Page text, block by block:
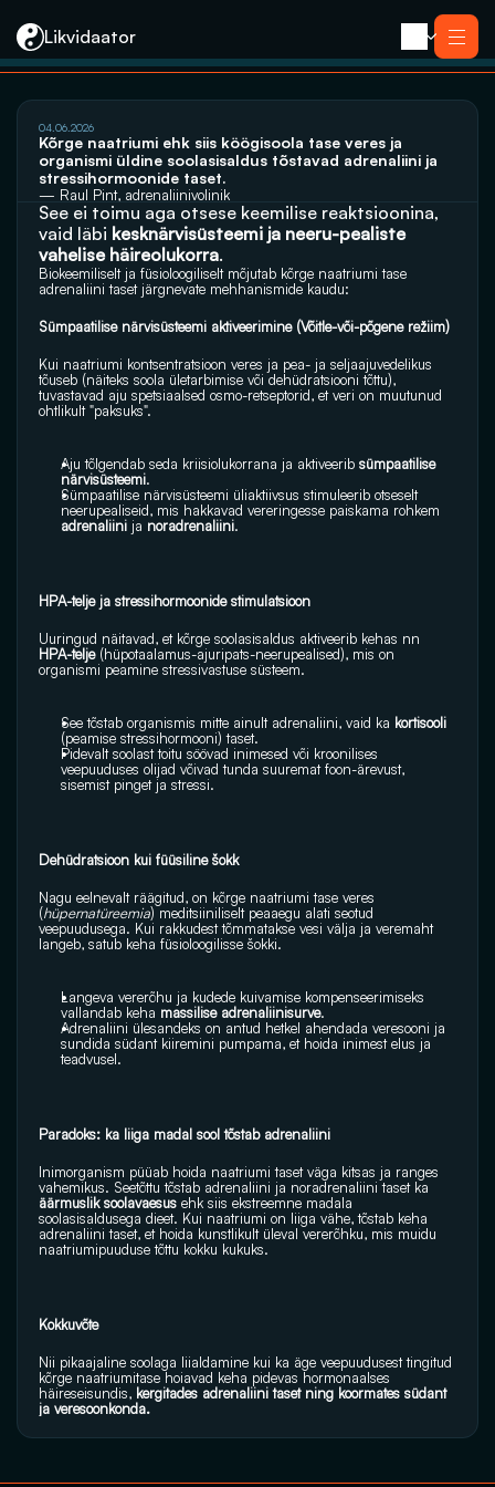
Likvidaator
Ликвидация с продажей
Ликвидация компании
Реорганизация
Банкротство
Закрытие компании e-резидента
Kontakt
04.06.2026
Kõrge naatriumi ehk siis köögisoola tase veres ja
organismi üldine soolasisaldus tõstavad adrenaliini ja
stressihormoonide taset.
— Raul Pint, adrenaliinivolinik
See ei toimu aga otsese keemilise reaktsioonina,
vaid läbi kesknärvisüsteemi ja neeru-pealiste
vahelise häireolukorra.
Biokeemiliselt ja füsioloogiliselt mõjutab kõrge naatriumi tase
adrenaliini taset järgnevate mehhanismide kaudu:
Sümpaatilise närvisüsteemi aktiveerimine (Võitle-või-põgene režiim)
Kui naatriumi kontsentratsioon veres ja pea- ja seljaajuvedelikus
tõuseb (näiteks soola ületarbimise või dehüdratsiooni tõttu),
tuvastavad aju spetsiaalsed osmo-retseptorid, et veri on muutunud
ohtlikult "paksuks".
Aju tõlgendab seda kriisiolukorrana ja aktiveerib sümpaatilise
närvisüsteemi.
Sümpaatilise närvisüsteemi üliaktiivsus stimuleerib otseselt
adrenaliini ja noradrenaliini.
HPA-telje ja stressihormoonide stimulatsioon
HPA-telje (hüpotaalamus-ajuripats-neerupealised), mis on
organismi peamine stressivastuse süsteem.
See tõstab organismis mitte ainult adrenaliini, vaid ka kortisooli
(peamise stressihormooni) taset.
Pidevalt soolast toitu söövad inimesed või kroonilises
veepuuduses olijad võivad tunda suuremat foon-ärevust,
sisemist pinget ja stressi.
Dehüdratsioon kui füüsiline šokk
Nagu eelnevalt räägitud, on kõrge naatriumi tase veres
(hüpernatüreemia) meditsiiniliselt peaaegu alati seotud
veepuudusega. Kui rakkudest tõmmatakse vesi välja ja veremaht
langeb, satub keha füsioloogilisse šokki.
Langeva vererõhu ja kudede kuivamise kompenseerimiseks
vallandab keha massilise adrenaliinisurve.
Adrenaliini ülesandeks on antud hetkel ahendada veresooni ja
sundida südant kiiremini pumpama, et hoida inimest elus ja
teadvusel.
Paradoks: ka liiga madal sool tõstab adrenaliini
Inimorganism püüab hoida naatriumi taset väga kitsas ja ranges
äärmuslik soolavaesus ehk siis ekstreemne madala
soolasisaldusega dieet. Kui naatriumi on liiga vähe, tõstab keha
adrenaliini taset, et hoida kunstlikult üleval vererõhku, mis muidu
naatriumipuuduse tõttu kokku kukuks.
Kokkuvõte
Nii pikaajaline soolaga liialdamine kui ka äge veepuudusest tingitud
kõrge naatriumitase hoiavad keha pidevas hormonaalses
häireseisundis, kergitades adrenaliini taset ning koormates südant
ja veresoonkonda.